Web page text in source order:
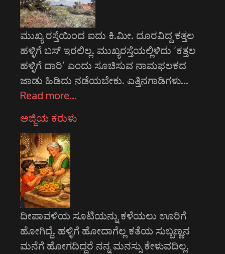
ಮುಖ್ಯ ರಸ್ತೆಯಿಂದ ಐದು ಕಿ.ಮೀ. ದೂರವಿದ್ದ ಕತ್ತಲ
ಹಳ್ಳಿಗೆ ಬಸ್ ಇರಲಿಲ್ಲ. ಮುಖ್ಯರಸ್ತೆಯಲ್ಲಿಳಿದು ‘ಕತ್ತಲ
ಹಳ್ಳಿಗೆ ದಾರಿ’ ಎಂದು ಸೂಚಿಸುವ ನಾಮಫಲಕದ
ಜಾಡು ಹಿಡಿದು ನಡೆಯಬೇಕು. ಎತ್ತಿನಗಾಡಿಗಳು…
Read more…
ಅಜ್ಜಿಯ ಕರುಳು
ದೀಪಾವಳಿಯ ಸೂಟಿಯನ್ನು ಕಳೆಯಲು ಊರಿಗೆ
ಹೋಗಿದ್ದೆ. ಹಳ್ಳಿಗೆ ಹೋದಾಗೆಲ್ಲ ಕತೆಯ ಸುಬ್ಬಣ್ಣನ
ಮನೆಗೆ ಹೋಗದಿದ್ದರೆ ನನ್ನ ಮನಸ್ಸು ಕೇಳುವದಿಲ್ಲ.